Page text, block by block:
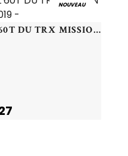
NOUVEAU
DUNLOP - 120/70 B19 TL 60T DU TRX MISSION F - 1207019 -